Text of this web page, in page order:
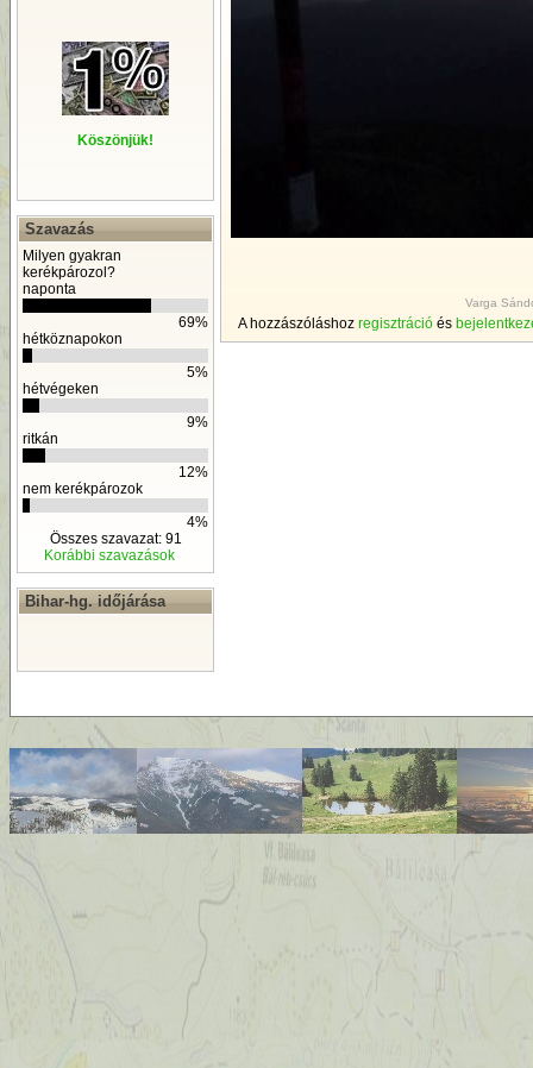
Köszönjük!
Szavazás
Milyen gyakran
kerékpározol?
naponta
69%
hétköznapokon
5%
hétvégeken
9%
ritkán
12%
nem kerékpározok
4%
Összes szavazat: 91
Korábbi szavazások
Bihar-hg. időjárása
Varga
A hozzászóláshoz regisztráció és
By